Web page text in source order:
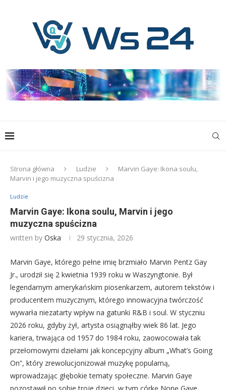
Strona główna Ludzie
Marvin Gaye: Ikona soulu,
Marvin i jego muzyczna spuścizna
Ludzie
Marvin Gaye: Ikona soulu, Marvin i jego
muzyczna spuścizna
written by Oska 29 stycznia, 2026
Marvin Gaye, którego pełne imię brzmiało Marvin Pentz Gay
Jr., urodził się 2 kwietnia 1939 roku w Waszyngtonie. Był
legendarnym amerykańskim piosenkarzem, autorem tekstów i
producentem muzycznym, którego innowacyjna twórczość
wywarła niezatarty wpływ na gatunki R&B i soul. W styczniu
2026 roku, gdyby żył, artysta osiągnąłby wiek 86 lat. Jego
kariera, trwająca od 1957 do 1984 roku, zaowocowała tak
przełomowymi dziełami jak koncepcyjny album „What’s Going
On”, który zrewolucjonizował muzykę popularną,
wprowadzając głębokie tematy społeczne. Marvin Gaye